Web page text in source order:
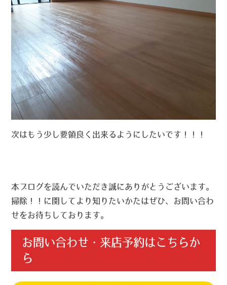
次はもう少し要領良く出来るようにしたいです！！！
本ブログを読んでいただき誠にありがとうございます。
掃除！！に関してより知りたいかたはぜひ、お問い合わ
せをお待ちしております。
お問い合わせ・来店予約はこちらか
ら